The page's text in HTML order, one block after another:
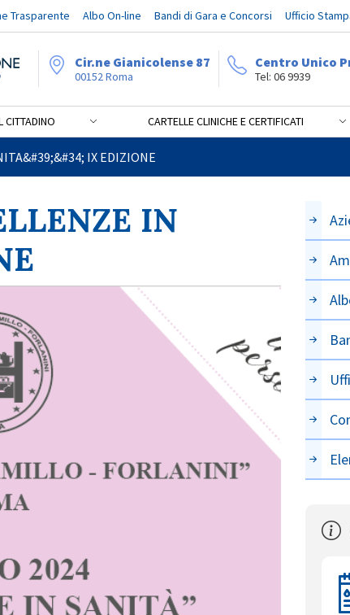
Trasparente Albo On-line Bandi di Gara e Concorsi Ufficio
Cir.ne Gianicolense 87
00152 Roma
Centro Unico
Tel: 06 9939
CITTADINO CARTELLE CLINICHE E CERTIFICATI
IN SANITA&#39;&#34;
IX EDIZIONE
IN